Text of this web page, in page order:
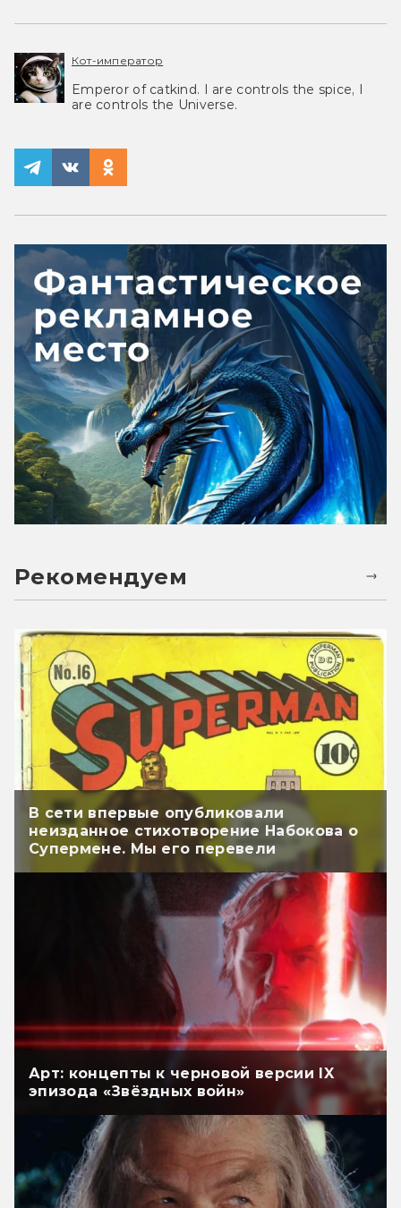
Кот-император
Emperor of catkind. I are controls the spice, I
are controls the Universe.
Рекомендуем
В сети впервые опубликовали
неизданное стихотворение Набокова о
Супермене. Мы его перевели
Арт: концепты к черновой версии IX
эпизода «Звёздных войн»